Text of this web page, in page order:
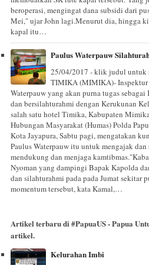
beroperasi, mengingat dana subsidi dari
Mei," ujar John lagi.Menurut dia, hingga
kapal itu…
Paulus Waterpauw
25/04/2017 - klik judul untuk
TIMIKA (MIMIKA)- Inspektur
Waterpauw yang akan purna tugas
dan bersilahturahmi dengan Kerukunan
salah satu hotel Timika, Kabupaten
Hubungan Masyarakat (Humas) Polda
Kota Jayapura, Sabtu pagi, mengatakan
Paulus Waterpauw itu untuk mengajak
mendukung dan menjaga
Nyoman yang dampingi Bapak Kapolda
dan silahturahmi pada pada Jumat sekitar
momentum tersebut, kata Kamal,…
Artikel terbaru di #PapuaUS - Papua
artikel.
Kelurahan Imbi